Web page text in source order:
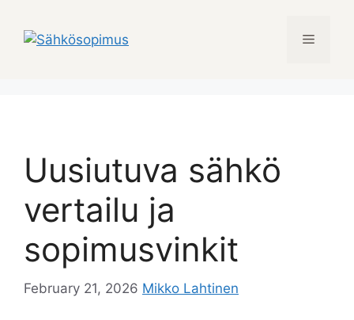
content
Menu
Uusiutuva sähkö
vertailu ja
sopimusvinkit
February 21, 2026 Mikko Lahtinen